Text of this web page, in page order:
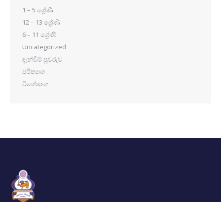
1 – 5 ශ්‍රේණි
12 – 13 ශ්‍රේණි
6 – 11 ශ්‍රේණි
Uncategorized
දැන්වීම් පුවරුව
පරිත්‍යාග
විශේෂාංග